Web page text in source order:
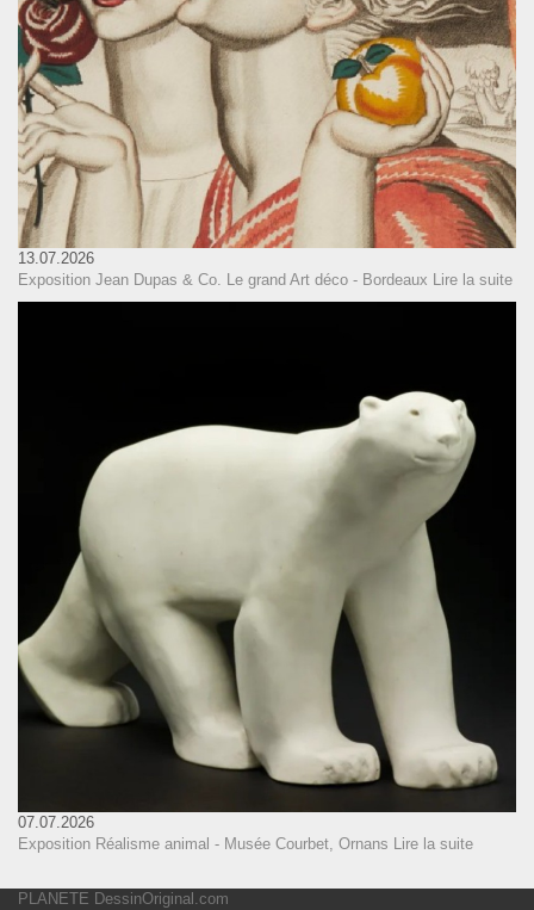
13.07.2026
Exposition Jean Dupas & Co. Le grand Art déco - Bordeaux Lire la suite
07.07.2026
Exposition Réalisme animal - Musée Courbet, Ornans Lire la suite
PLANETE DessinOriginal.com